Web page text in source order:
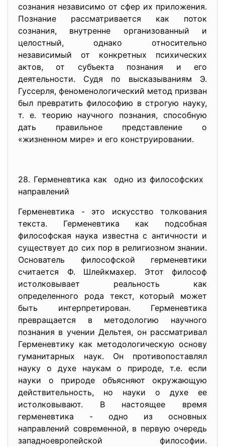
сознания независимо от сфер их приложения.
Познание рассматривается как поток
сознания, внутренне организованный и
целостный, однако относительно
независимый от конкретных психических
актов, от субъекта познания и его
деятельности. Судя по высказываниям Э.
Гуссерля, феноменологический метод призван
был превратить философию в строгую науку,
т. е. теорию научного познания, способную
дать правильное представление о
«жизненном мире» и его конструировании.
28. Герменевтика как одно из философских
направлений
Герменевтика - это искусство толкования
текста. Герменевтика как подсобная
философская наука известна с античности и
существует до сих пор в религиозном знании.
Основатель философской герменевтики
считается Ф. Шлейкмахер. Этот философ
истолковывает реальность как
определенного рода текст, который может
быть интерпретирован. Герменевтика
превращается в методологию научного
познания в учении Дельтея, он рассматривал
Герменевтику как методологическую основу
гуманитарных наук. Он противопоставлял
науку о духе наукам о природе, т.е. если
науки о природе объясняют окружающую
действительность, но науки о духе ее
истолковывают. В настоящее время
герменевтика - одно из основных
направлений современной, в первую очередь
западноевропейской философии.